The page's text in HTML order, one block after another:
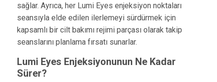
sağlar. Ayrıca, her Lumi Eyes enjeksiyon noktaları
seansıyla elde edilen ilerlemeyi sürdürmek için
kapsamlı bir cilt bakımı rejimi parçası olarak takip
seanslarını planlama fırsatı sunarlar.
Lumi Eyes Enjeksiyonunun Ne Kadar
Sürer?